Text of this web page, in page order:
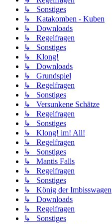
↳ Sonstiges
↳ Katakomben - Kuben
↳ Downloads
↳ Regelfragen
↳ Sonstiges
↳ Klong!
↳ Downloads
↳ Grundspiel
↳ Regelfragen
↳ Sonstiges
↳ Versunkene Schätze
↳ Regelfragen
↳ Sonstiges
↳ Klong! im! All!
↳ Regelfragen
↳ Sonstiges
↳ Mantis Falls
↳ Regelfragen
↳ Sonstiges
↳ König der Imbisswagen
↳ Downloads
↳ Regelfragen
↳ Sonstiges